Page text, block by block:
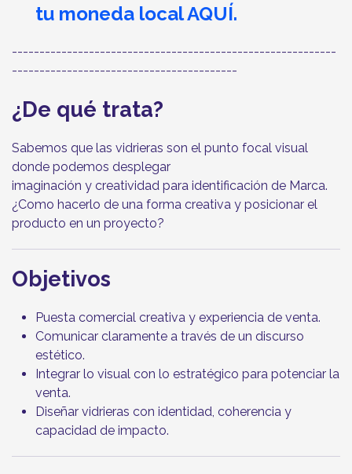
tu moneda local AQUÍ.
-----------------------------------------------------------
-----------------------------------------
¿De qué trata?
Sabemos que las vidrieras son el punto focal visual
donde podemos desplegar
imaginación y creatividad para identificación de Marca.
¿Como hacerlo de una forma creativa y posicionar el
producto en un proyecto?
Objetivos
Puesta comercial creativa y experiencia de venta.
Comunicar claramente a través de un discurso
estético.
Integrar lo visual con lo estratégico para potenciar la
venta.
Diseñar vidrieras con identidad, coherencia y
capacidad de impacto.